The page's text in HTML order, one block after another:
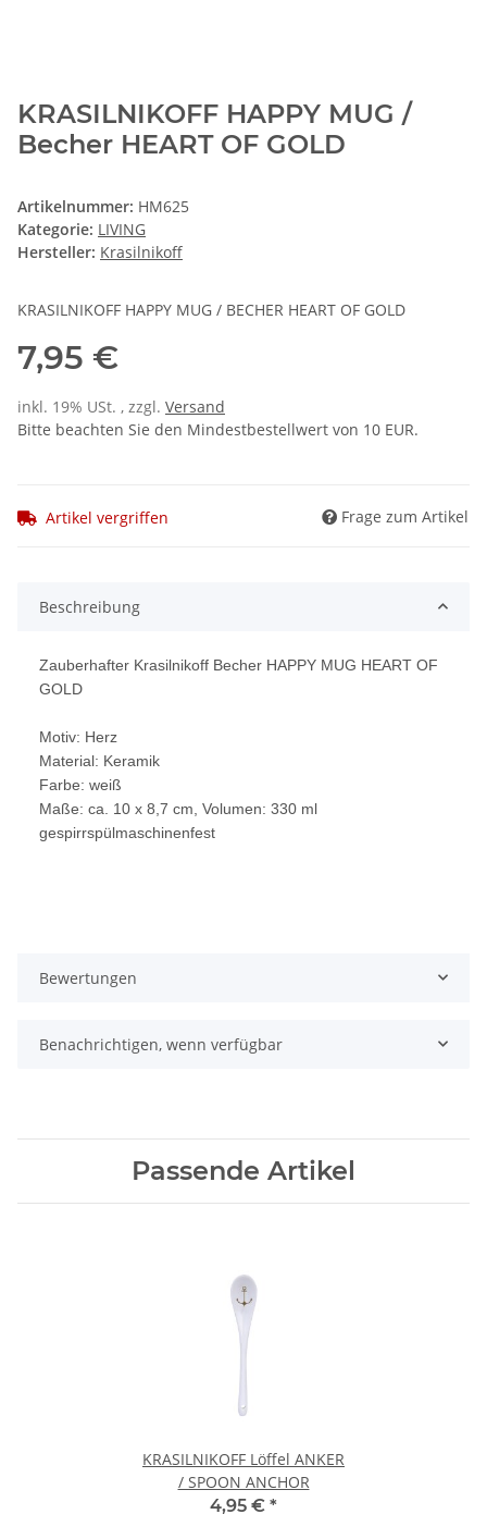
KRASILNIKOFF HAPPY MUG /
Becher HEART OF GOLD
Artikelnummer: HM625
Kategorie: LIVING
Hersteller: Krasilnikoff
KRASILNIKOFF HAPPY MUG / BECHER HEART OF GOLD
7,95 €
inkl. 19% USt. , zzgl. Versand
Bitte beachten Sie den Mindestbestellwert von 10 EUR.
Artikel vergriffen Frage zum Artikel
Beschreibung
Zauberhafter Krasilnikoff Becher HAPPY MUG HEART OF
GOLD
Motiv: Herz
Material: Keramik
Farbe: weiß
Maße: ca. 10 x 8,7 cm, Volumen: 330 ml
gespirrspülmaschinenfest
Bewertungen
Benachrichtigen, wenn verfügbar
Passende Artikel
KRASILNIKOFF Löffel ANKER
/ SPOON ANCHOR
4,95 € *